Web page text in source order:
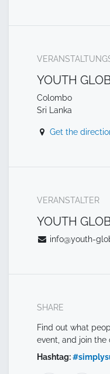
YOUTH
Colombo
Sri Lanka
Get the
VERANSTALTER
YOUTH
info@youth-
SHARE
Find out what
event, and join the
Hashtag:#